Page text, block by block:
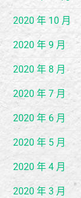
2020 年 10 月
2020 年 9 月
2020 年 8 月
2020 年 7 月
2020 年 6 月
2020 年 5 月
2020 年 4 月
2020 年 3 月